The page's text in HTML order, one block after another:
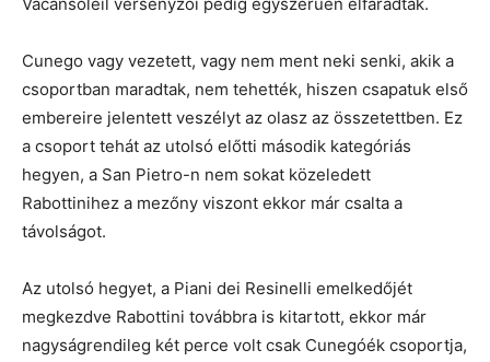
Vacansoleil versenyzői pedig egyszerűen elfáradtak.
Cunego vagy vezetett, vagy nem ment neki senki, akik a
csoportban maradtak, nem tehették, hiszen csapatuk első
embereire jelentett veszélyt az olasz az összetettben. Ez
a csoport tehát az utolsó előtti második kategóriás
hegyen, a San Pietro-n nem sokat közeledett
Rabottinihez a mezőny viszont ekkor már csalta a
távolságot.
Az utolsó hegyet, a Piani dei Resinelli emelkedőjét
megkezdve Rabottini továbbra is kitartott, ekkor már
nagyságrendileg két perce volt csak Cunegóék csoportja,